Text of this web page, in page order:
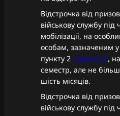
Відстрочка від
військову службу під
мобілізації, на
особам, зазначеним у
пункту 2 додатка 5,
семестр, але не
шість місяців.
Відстрочка від
військову службу під